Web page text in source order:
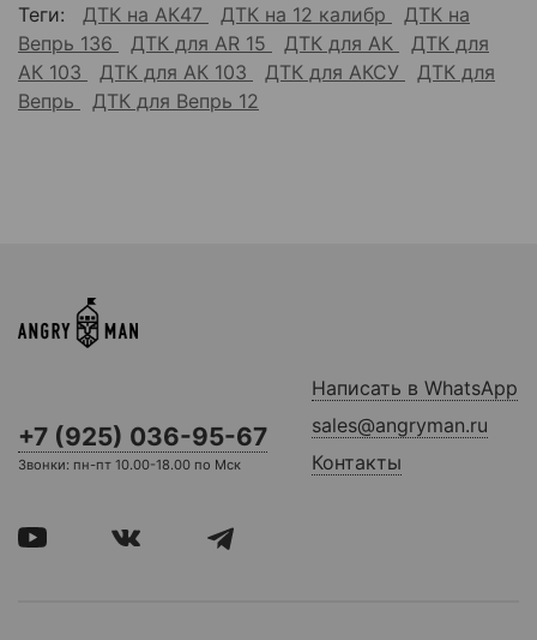
Теги: ДТК на АК47 ДТК на 12 калибр
ДТК на
Вепрь 136
ДТК для AR 15 ДТК для АК
ДТК для
АК 103
ДТК для АК 103 ДТК для АКСУ
ДТК для
Вепрь
ДТК для Вепрь 12
+7 (925) 036-95-67
Звонки: пн-пт 10.00-18.00 по Мск
Написать в WhatsApp
sales@angryman.ru
Контакты